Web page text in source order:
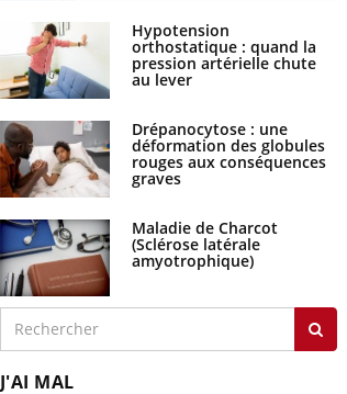
Hypotension
orthostatique : quand la
pression artérielle chute
au lever
Drépanocytose : une
déformation des globules
rouges aux conséquences
graves
Maladie de Charcot
(Sclérose latérale
amyotrophique)
J'AI MAL